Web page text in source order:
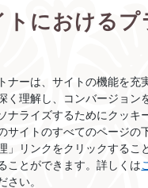
ォーティ・ナインリゾーツ
2027年3月26日
トにおけるプ
ナーは、サイトの機能を充
く理解し、コンバージョン
ナライズするためにクッキ
サイトのすべてのページの
」リンクをクリックするこ
ことができます。詳しくは
さい。